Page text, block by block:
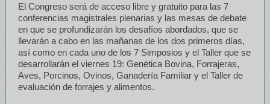
El Congreso será de acceso libre y gratuito para las 7
conferencias magistrales plenarias y las mesas de debate
en que se profundizarán los desafíos abordados, que se
llevarán a cabo en las mañanas de los dos primeros días,
así como en cada uno de los 7 Simposios y el Taller que se
desarrollarán el viernes 19: Genética Bovina, Forrajeras,
Aves, Porcinos, Ovinos, Ganadería Familiar y el Taller de
evaluación de forrajes y alimentos.